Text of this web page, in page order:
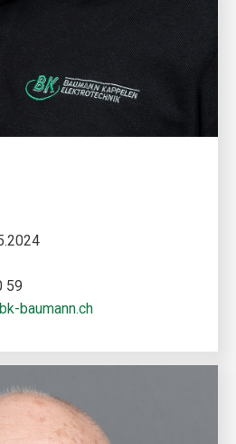
59
baumann.ch